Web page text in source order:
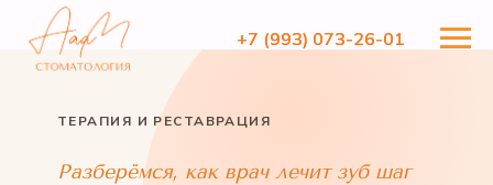
+7 (993) 073-26-01
+7 (993) 073-26-01
ТЕРАПИЯ И РЕСТАВРАЦИЯ
Разберёмся, как врач лечит зуб шаг